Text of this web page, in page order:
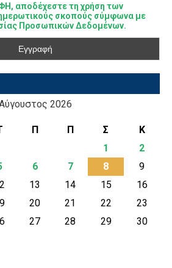
αποδέχεστε τη χρήση των
σκοπούς σύμφωνα με
Προσωπικών Δεδομένων.
2026
Π Π Σ
Κ
1
2
6 7 8
9
13 14 15
16
20 21 22
23
27 28 29
30